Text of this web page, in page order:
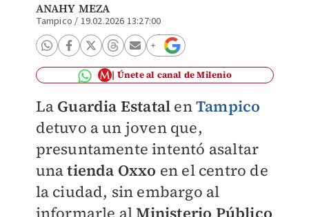
ANAHY MEZA
Tampico / 19.02.2026 13:27:00
Únete al canal de Milenio
La Guardia Estatal enTampico
detuvo a un joven que,
presuntamente intentó asaltar
unatienda Oxxo en el centro de
la ciudad, sin embargo al
informarle alMinisterio Público